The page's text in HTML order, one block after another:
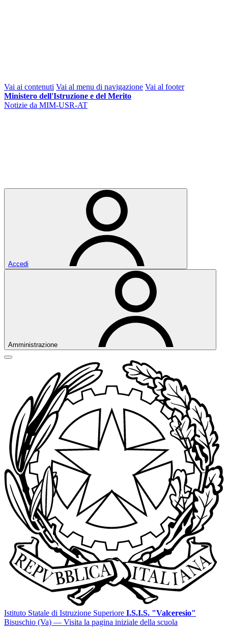
Vai ai contenuti Vai al menu di navigazione Vai al footer
Ministero dell'Istruzione e del Merito
Notizie da MIM-USR-AT
Accedi
Amministrazione
Istituto Statale di Istruzione Superiore I.S.I.S. "Valceresio"
Bisuschio (Va) — Visita la pagina iniziale della scuola